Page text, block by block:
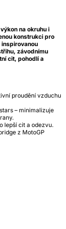
na okruhu i
konstrukci pro
závodnímu
cit, pohodlí a
proudění vzduchu
– minimalizuje
lepší cit a odezvu.
z MotoGP